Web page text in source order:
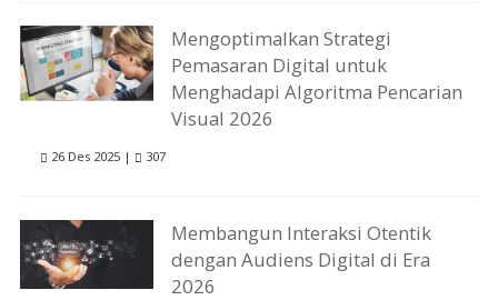
Mengoptimalkan Strategi
Pemasaran Digital untuk
Menghadapi Algoritma Pencarian
Visual 2026
26 Des 2025 | 307
Membangun Interaksi Otentik
dengan Audiens Digital di Era
2026